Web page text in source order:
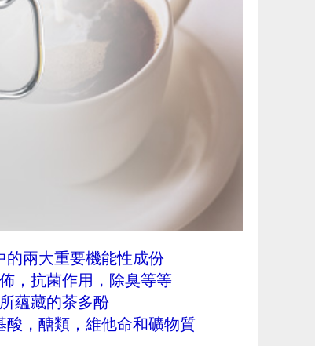
的兩大重要機能性成份
，抗菌作用，除臭等等
蘊藏的茶多酚
，醣類，維他命和礦物質